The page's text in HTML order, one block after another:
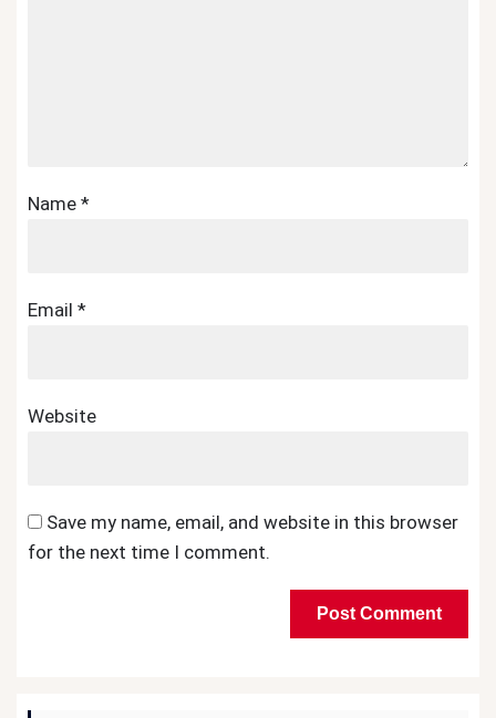
Name *
Email *
Website
Save my name, email, and website in this browser
for the next time I comment.